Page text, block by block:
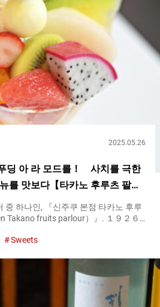
2025.05.26
딩 아 라 모드를！ 사치를 극한
를 맛보다【타카노 후루츠 팔
중 하나인, 『신주쿠 본점 타카노 후루
Takano fruits parlour）』. １９２６
용한 메뉴들은 누구나 동경할 것입니
록을 자랑합니다. 섬세하면서도 대담
감탄을 자아냅니다. １３종류의 과일
『신주쿠 본점 타카노 후루츠 팔러
fruits parlour）』의 요리는 모두 밝
Sweets